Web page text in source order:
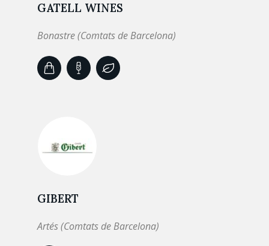
GATELL WINES
Bonastre (Comtats de Barcelona)
GIBERT
Artés (Comtats de Barcelona)